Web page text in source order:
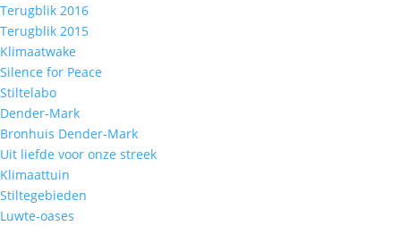
Terugblik 2016
Terugblik 2015
Klimaatwake
Silence for Peace
Stiltelabo
Dender-Mark
Bronhuis Dender-Mark
Uit liefde voor onze streek
Klimaattuin
Stiltegebieden
Luwte-oases